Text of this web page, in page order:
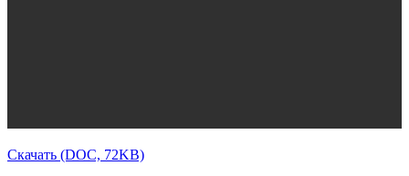
Скачать (DOC, 72KB)